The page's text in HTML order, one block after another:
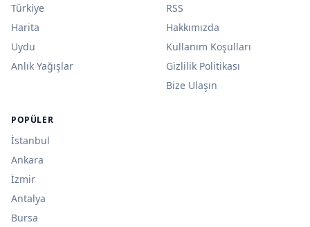
Türkiye
Harita
Uydu
Anlık Yağışlar
RSS
Hakkımızda
Kullanım Koşulları
Gizlilik Politikası
Bize Ulaşın
POPÜLER
İstanbul
Ankara
İzmir
Antalya
Bursa